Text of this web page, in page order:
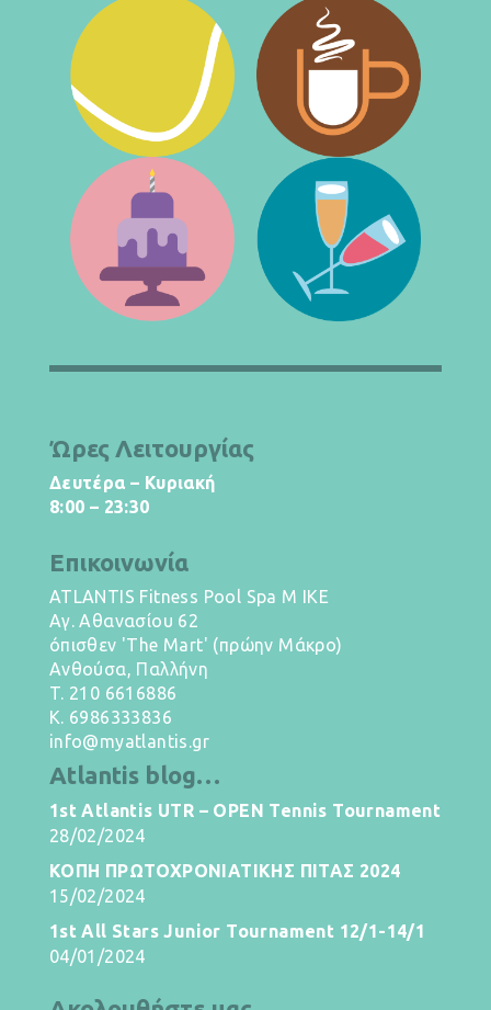
Ώρες Λειτουργίας
Δευτέρα – Κυριακή
8:00 – 23:30
Επικοινωνία
ATLANTIS Fitness Pool Spa M IKE
Αγ. Αθανασίου 62
όπισθεν 'The Mart' (πρώην Μάκρο)
Ανθούσα, Παλλήνη
T. 210 6616886
K. 6986333836
info@myatlantis.gr
Atlantis blog…
1st Atlantis UTR – OPEN Tennis Tournament
28/02/2024
ΚΟΠΗ ΠΡΩΤΟΧΡΟΝΙΑΤΙΚΗΣ ΠΙΤΑΣ 2024
15/02/2024
1st All Stars Junior Tournament 12/1-14/1
04/01/2024